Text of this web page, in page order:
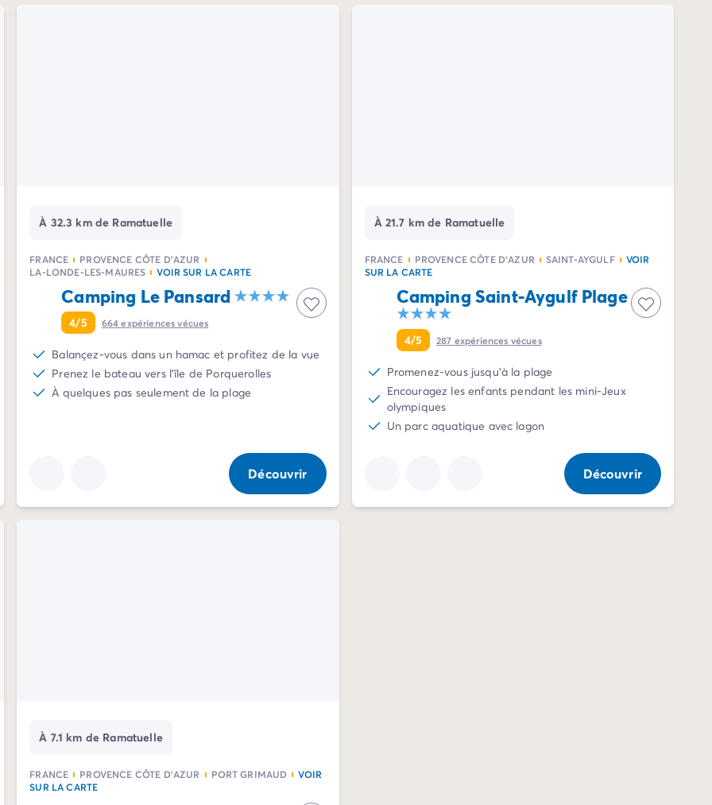
À 32.3 km de Ramatuelle
FRANCE
PROVENCE CÔTE D'AZUR
LA-LONDE-LES-MAURES
VOIR SUR LA CARTE
Camping Le Pansard
4/5 664expériences vécues
Balançez-vous dans un hamac et profitez de la vue
Prenez le bateau vers l'île de Porquerolles
À quelques pas seulement de la plage
Découvrir
À 21.7 km de Ramatuelle
FRANCE PROVENCE CÔTE D'AZUR SAINT-AYGULF
VOIR
SUR LA CARTE
Camping Saint-Aygulf Plage
4/5 287 expériences vécues
Promenez-vous jusqu'à la plage
Encouragez les enfants pendant les mini-Jeux
olympiques
Un parc aquatique avec lagon
Découvrir
À 7.1 km de Ramatuelle
FRANCE PROVENCE CÔTE D'AZUR PORT GRIMAUD
VOIR
SUR LA CARTE